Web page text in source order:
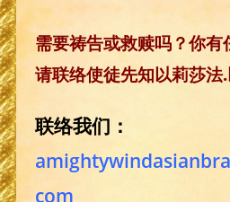
需要祷告或救赎吗？你有
请联络使徒先知以莉莎法.
联络我们：
com